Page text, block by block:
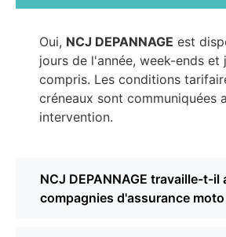
Oui, NCJ DEPANNAGE est
jours de l'année, week-ends et
compris. Les conditions
créneaux sont communiquées
intervention.
NCJ DEPANNAGE travaille-t-il
compagnies d'assurance moto